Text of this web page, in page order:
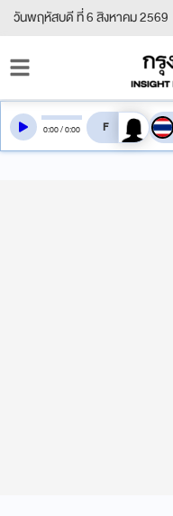
วันพฤหัสบดี ที่ 6 สิงหาคม 2569
0:00/0:00 สลับเสียงอ่าน